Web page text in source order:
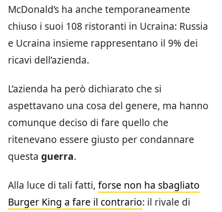
McDonald’s ha anche temporaneamente
chiuso i suoi 108 ristoranti in Ucraina: Russia
e Ucraina insieme rappresentano il 9% dei
ricavi dell’azienda.
L’azienda ha però dichiarato che si
aspettavano una cosa del genere, ma hanno
comunque deciso di fare quello che
ritenevano essere giusto per condannare
questa guerra.
Alla luce di tali fatti, forse non ha sbagliato
Burger King a fare il contrario: il rivale di